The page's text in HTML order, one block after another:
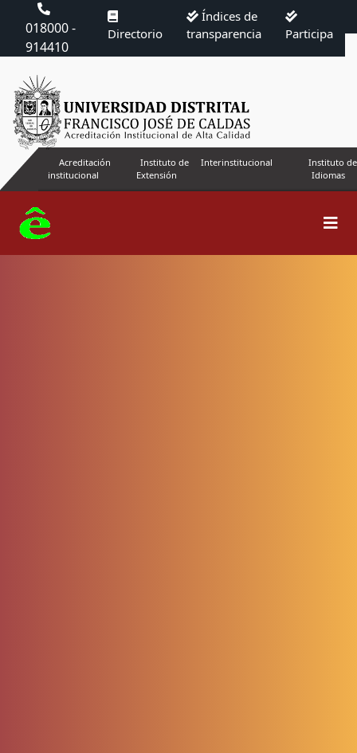
018000 -
914410
Directorio
Índices de
transparencia
Participa
Acreditación
institucional
Instituto de
Extensión
Interinstitucional
Instituto de
Idiomas